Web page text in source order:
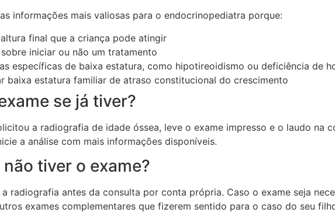
informações mais valiosas para o endocrinopediatra porque:
final que a criança pode atingir
iniciar ou não um tratamento
específicas de baixa estatura, como hipotireoidismo ou deficiência de
baixa estatura familiar de atraso constitucional do crescimento
se já tiver?
a radiografia de idade óssea, leve o exame impresso e o laudo na
a análise com mais informações disponíveis.
não tiver o exame?
radiografia antes da consulta por conta própria. Caso o exame seja
exames complementares que fizerem sentido para o caso do seu